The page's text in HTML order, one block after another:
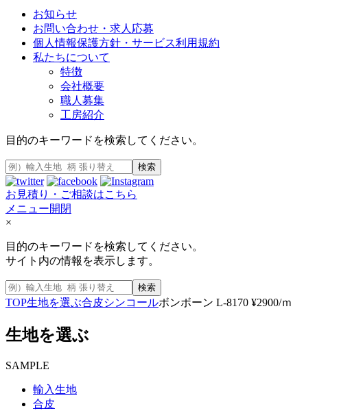
お知らせ
お問い合わせ・求人応募
個人情報保護方針・サービス利用規約
私たちについて
特徴
会社概要
職人募集
工房紹介
目的のキーワードを検索してください。
検索
お見積り・ご相談はこちら
メニュー開閉
×
目的のキーワードを検索してください。
サイト内の情報を表示します。
検索
TOP生地を選ぶ合皮シンコールボンボーン L-8170 ¥2900/ｍ
生地を選ぶ
SAMPLE
輸入生地
合皮